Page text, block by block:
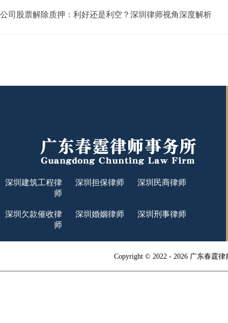
公司股票解除质押：利好还是利空？深圳律师视角深度解析
深圳建筑工程律
师
深圳担保律师 深圳民商律师
深圳欠款催收律
师
深圳婚姻律师 深圳刑事律师
Copyright © 2022 - 2026 广东春霆